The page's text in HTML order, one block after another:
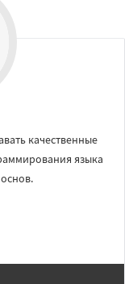
качественные
языка